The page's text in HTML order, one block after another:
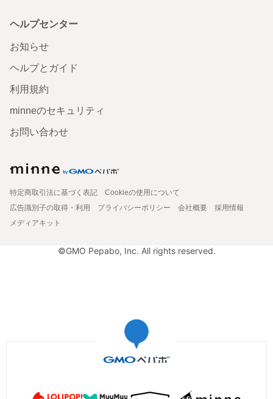
ヘルプセンター
お知らせ
ヘルプとガイド
利用規約
minneのセキュリティ
お問い合わせ
特定商取引法に基づく表記
Cookieの使用について
広告識別子の取得・利用
プライバシーポリシー 会社概要
採用情報
メディアキット
©GMO Pepabo, Inc. All rights reserved.